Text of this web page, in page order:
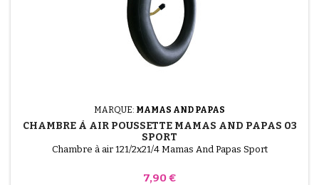
MARQUE: MAMAS AND PAPAS
CHAMBRE À AIR POUSSETTE MAMAS AND PAPAS 03
SPORT
Chambre à air 121/2x21/4 Mamas And Papas Sport
Prix
7,90 €